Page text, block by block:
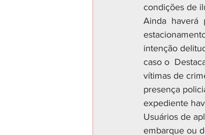
condições de
Ainda  haverá
intenção
caso o
vítimas de
presença
expediente
Usuários de
embarque ou